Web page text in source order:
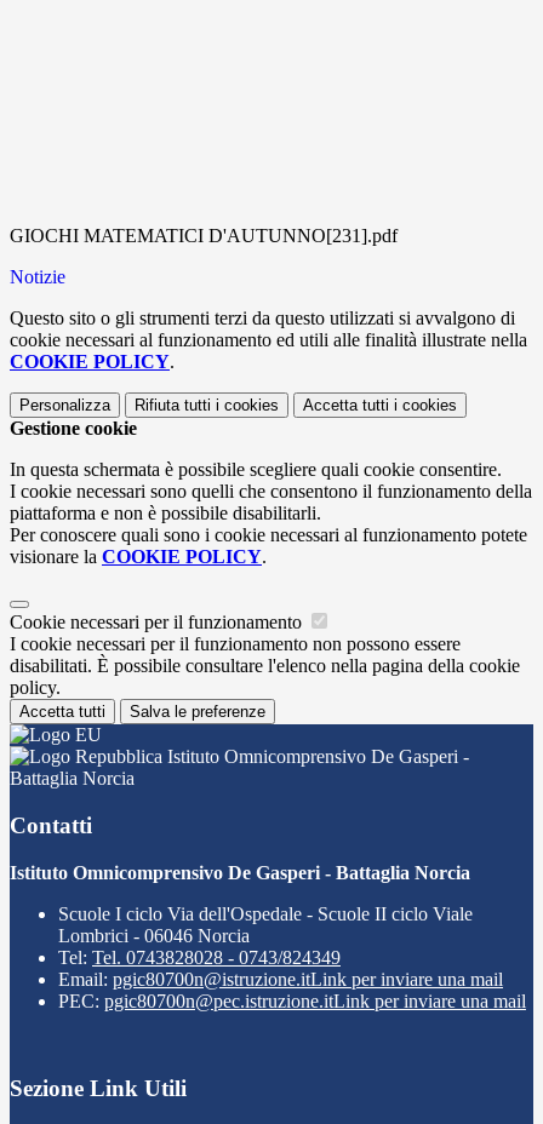
GIOCHI MATEMATICI D'AUTUNNO[231].pdf
Notizie
Questo sito o gli strumenti terzi da questo utilizzati si avvalgono di
cookie necessari al funzionamento ed utili alle finalità illustrate nella
COOKIE POLICY.
Personalizza Rifiuta tutti i cookies Accetta tutti i cookies
Gestione cookie
In questa schermata è possibile scegliere quali cookie consentire.
I cookie necessari sono quelli che consentono il funzionamento della
piattaforma e non è possibile disabilitarli.
Per conoscere quali sono i cookie necessari al funzionamento potete
visionare la COOKIE POLICY.
Cookie necessari per il funzionamento
I cookie necessari per il funzionamento non possono essere
disabilitati. È possibile consultare l'elenco nella pagina della cookie
policy.
Accetta tutti Salva le preferenze
Istituto Omnicomprensivo De Gasperi -
Battaglia Norcia
Contatti
Istituto Omnicomprensivo De Gasperi - Battaglia Norcia
Scuole I ciclo Via dell'Ospedale - Scuole II ciclo Viale
Lombrici - 06046 Norcia
Tel: Tel. 0743828028 - 0743/824349
Email: pgic80700n@istruzione.itLink per inviare una mail
PEC: pgic80700n@pec.istruzione.itLink per inviare una mail
Sezione Link Utili